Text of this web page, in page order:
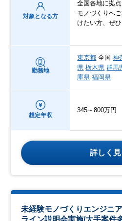
対象となる方
全国各地に拠点
モノづくりへ
けたい方、ぜ
勤務地
東京都 全国神
県 栃木県 群馬
庫県 福岡県
想定年収
345～800万円
詳しく見
未経験モノづくりエンジニ
ライン説明会実施/大手案件